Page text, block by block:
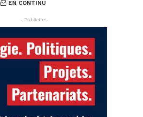
EN CONTINU
- Publicite -